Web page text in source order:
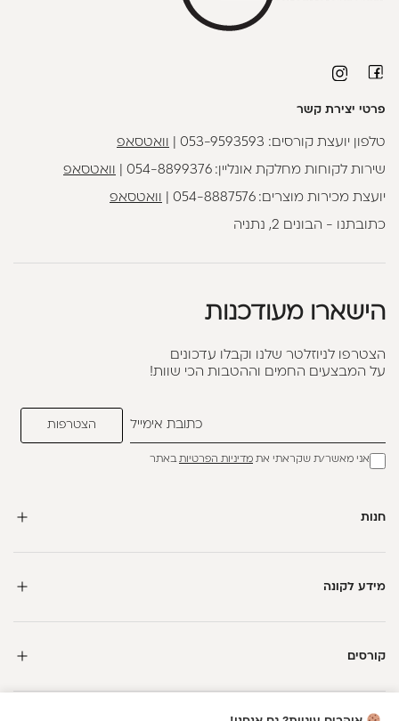
פרטי יצירת קשר
טלפון יועצת קורסים: 053-9593593 וואטסאפ
שירות לקוחות מחלקת אונליין:054-8899376 וואטסאפ
יועצת מכירות מוצרים:054-8887576 וואטסאפ
כתובתנו - הבונים 2, נתניה
הישארו מעודכנות
הצטרפו לניוזלטר שלנו וקבלו עדכונים
על המבצעים החמים וההטבות הכי שוות!
אני מאשר/ת שקראתי את מדיניות הפרטיותבאתר
חנות
מידע לקונה
קורסים